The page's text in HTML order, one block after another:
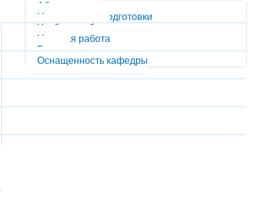
Абитуриентам
Направления подготовки
Учебная работа
Научная работа
Гранты
Оснащенность кафедры